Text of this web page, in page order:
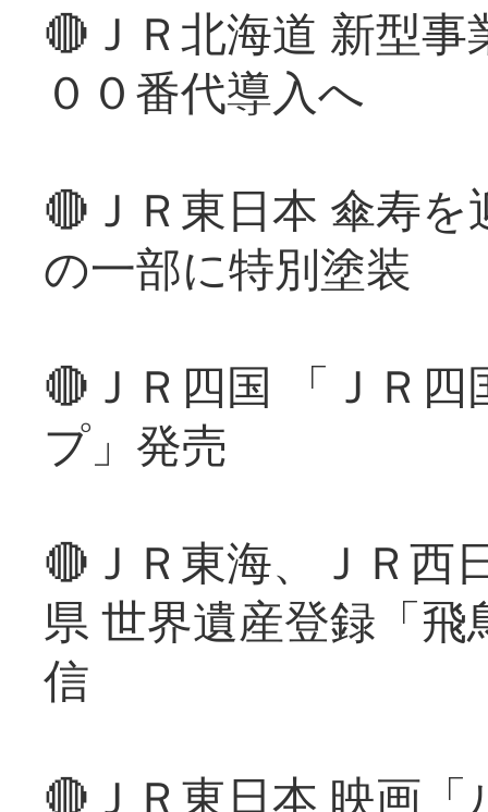
🔴ＪＲ北海道 新型
００番代導入へ
🔴ＪＲ東日本 傘寿
の一部に特別塗装
🔴ＪＲ四国 「ＪＲ
プ」発売
🔴ＪＲ東海、ＪＲ西
県 世界遺産登録「
信
🔴ＪＲ東日本 映画